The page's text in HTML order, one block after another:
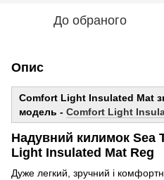
До обраного
Опис
Comfort Light Insulated Mat
модель - Comfort Light
Надувний килимок Sea
Light Insulated Mat Reg
Дуже легкий, зручний і